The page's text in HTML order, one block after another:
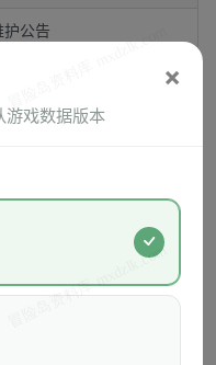
游戏数据版本
×
公告
新增)
拥挤致歉公告
闭预创建通知